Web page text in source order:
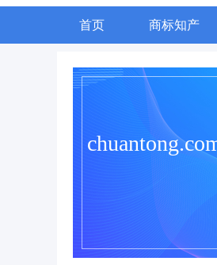
首页 商标知产